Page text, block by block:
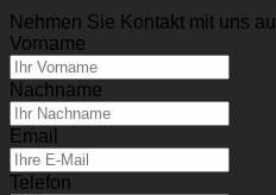
Nehmen Sie Kontakt mit uns
Vorname
Nachname
Email
Telefon